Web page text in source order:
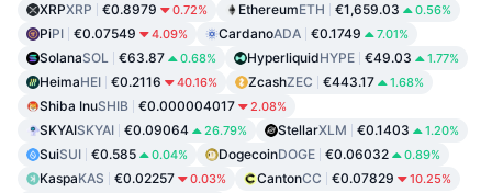
XRPXRP €0.8979 0.72% EthereumETH €1,659.03 0.56%
PiPI €0.07549 4.09% CardanoADA €0.1749 7.01%
SolanaSOL €63.87 0.68% HyperliquidHYPE €49.03 1.77%
HeimaHEI €0.2116 40.16% ZcashZEC €443.17 1.68%
Shiba InuSHIB €0.000004017 2.08%
SKYAISKYAI €0.09064 26.79% StellarXLM €0.1403 1.20%
SuiSUI €0.585 0.04% DogecoinDOGE €0.06032 0.89%
KaspaKAS €0.02257 0.03% CantonCC €0.07829 10.25%